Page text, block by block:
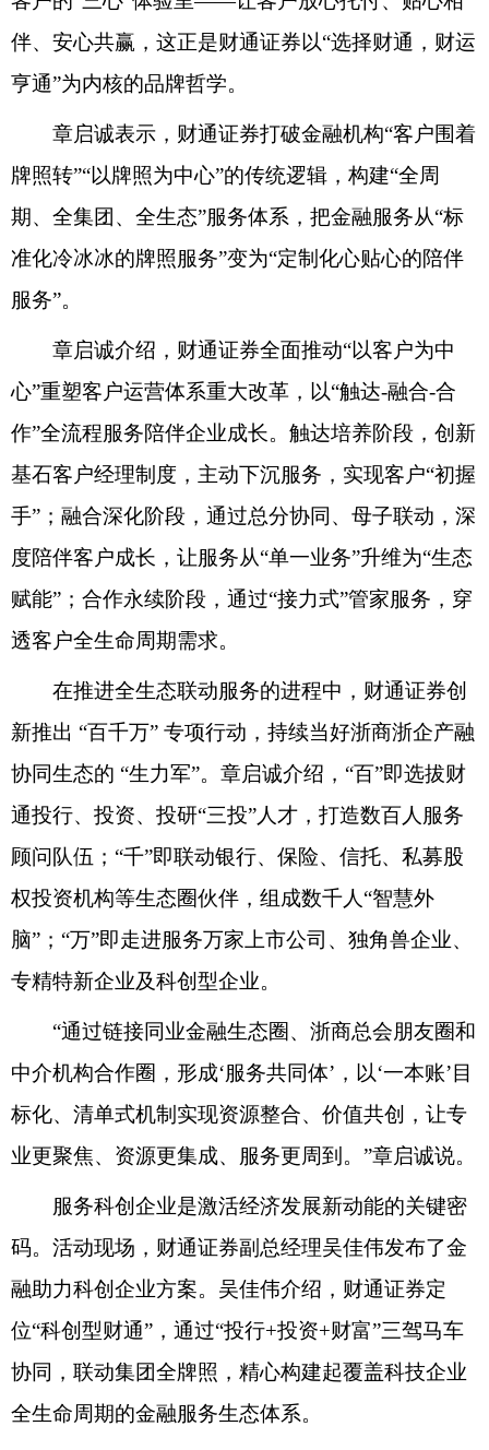
伴、安心共赢，这正是财通证券以“选择财通，财运
亨通”为内核的品牌哲学。
章启诚表示，财通证券打破金融机构“客户围着
牌照转”“以牌照为中心”的传统逻辑，构建“全周
期、全集团、全生态”服务体系，把金融服务从“标
准化冷冰冰的牌照服务”变为“定制化心贴心的陪伴
服务”。
章启诚介绍，财通证券全面推动“以客户为中
心”重塑客户运营体系重大改革，以“触达-融合-合
作”全流程服务陪伴企业成长。触达培养阶段，创新
基石客户经理制度，主动下沉服务，实现客户“初握
手”；融合深化阶段，通过总分协同、母子联动，深
度陪伴客户成长，让服务从“单一业务”升维为“生态
赋能”；合作永续阶段，通过“接力式”管家服务，穿
透客户全生命周期需求。
在推进全生态联动服务的进程中，财通证券创
新推出 “百千万” 专项行动，持续当好浙商浙企产融
协同生态的 “生力军”。章启诚介绍，“百”即选拔财
通投行、投资、投研“三投”人才，打造数百人服务
顾问队伍；“千”即联动银行、保险、信托、私募股
权投资机构等生态圈伙伴，组成数千人“智慧外
脑”；“万”即走进服务万家上市公司、独角兽企业、
专精特新企业及科创型企业。
“通过链接同业金融生态圈、浙商总会朋友圈和
中介机构合作圈，形成‘服务共同体’，以‘一本账’目
标化、清单式机制实现资源整合、价值共创，让专
业更聚焦、资源更集成、服务更周到。”章启诚说。
服务科创企业是激活经济发展新动能的关键密
码。活动现场，财通证券副总经理吴佳伟发布了金
融助力科创企业方案。吴佳伟介绍，财通证券定
位“科创型财通”，通过“投行+投资+财富”三驾马车
协同，联动集团全牌照，精心构建起覆盖科技企业
全生命周期的金融服务生态体系。